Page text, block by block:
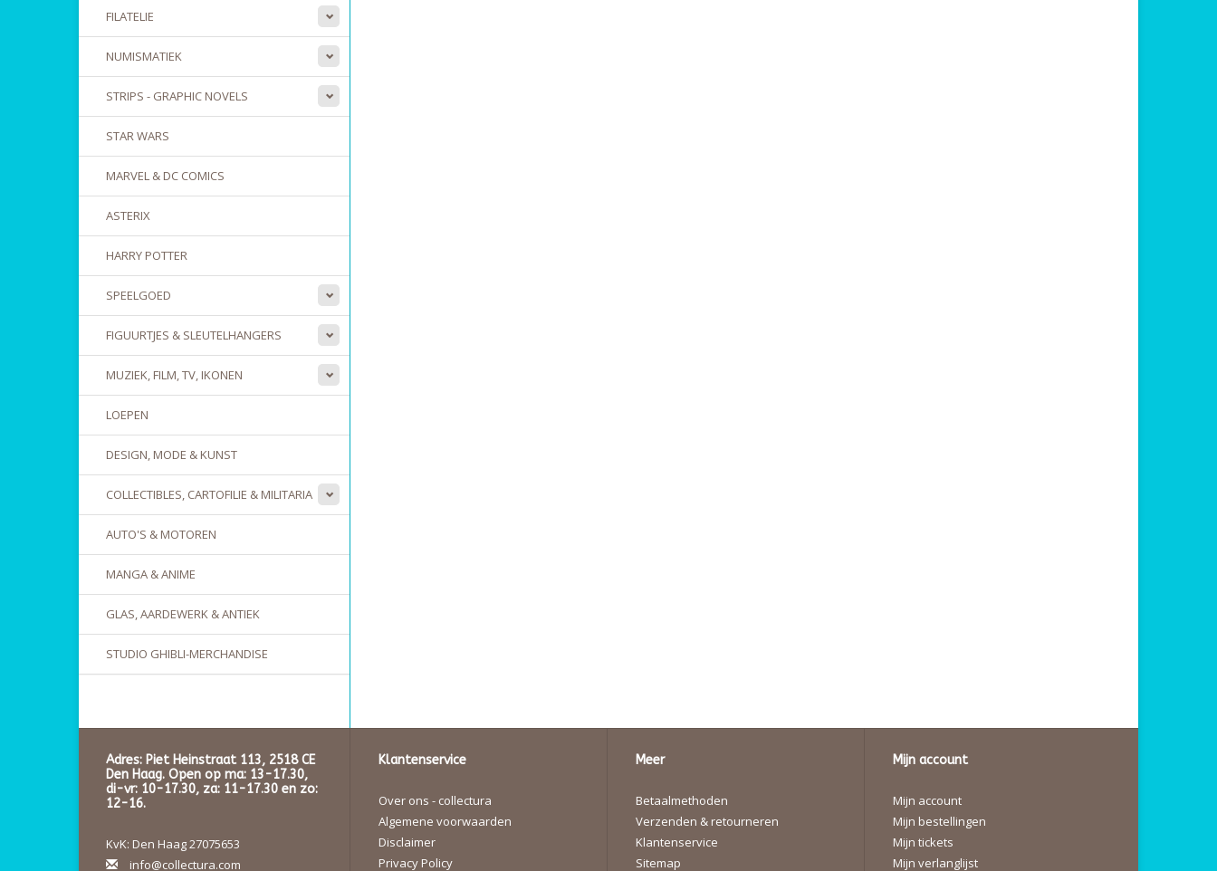
FILATELIE
NUMISMATIEK
STRIPS - GRAPHIC NOVELS
STAR WARS
MARVEL & DC COMICS
ASTERIX
HARRY POTTER
SPEELGOED
FIGUURTJES & SLEUTELHANGERS
MUZIEK, FILM, TV, IKONEN
LOEPEN
DESIGN, MODE & KUNST
COLLECTIBLES, CARTOFILIE & MILITARIA
AUTO'S & MOTOREN
MANGA & ANIME
GLAS, AARDEWERK & ANTIEK
STUDIO GHIBLI-MERCHANDISE
Adres: Piet Heinstraat 113, 2518 CE
Den Haag. Open op ma: 13-17.30,
di-vr: 10-17.30, za: 11-17.30 en zo:
12-16.
KvK: Den Haag 27075653
info@collectura.com
Klantenservice
Over ons - collectura
Algemene voorwaarden
Disclaimer
Privacy Policy
Meer
Betaalmethoden
Verzenden & retourneren
Klantenservice
Sitemap
Mijn account
Mijn account
Mijn bestellingen
Mijn tickets
Mijn verlanglijst